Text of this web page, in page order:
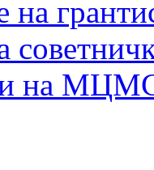
на
на МЦМС